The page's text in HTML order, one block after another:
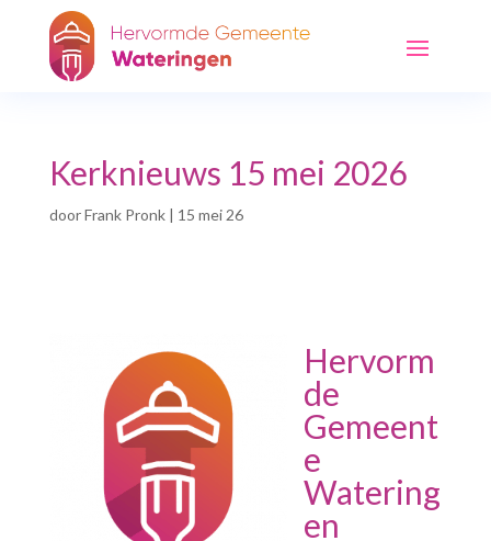
Kerknieuws 15 mei 2026
doorFrank Pronk| 15 mei 26
Hervorm
de
Gemeent
e
Watering
en